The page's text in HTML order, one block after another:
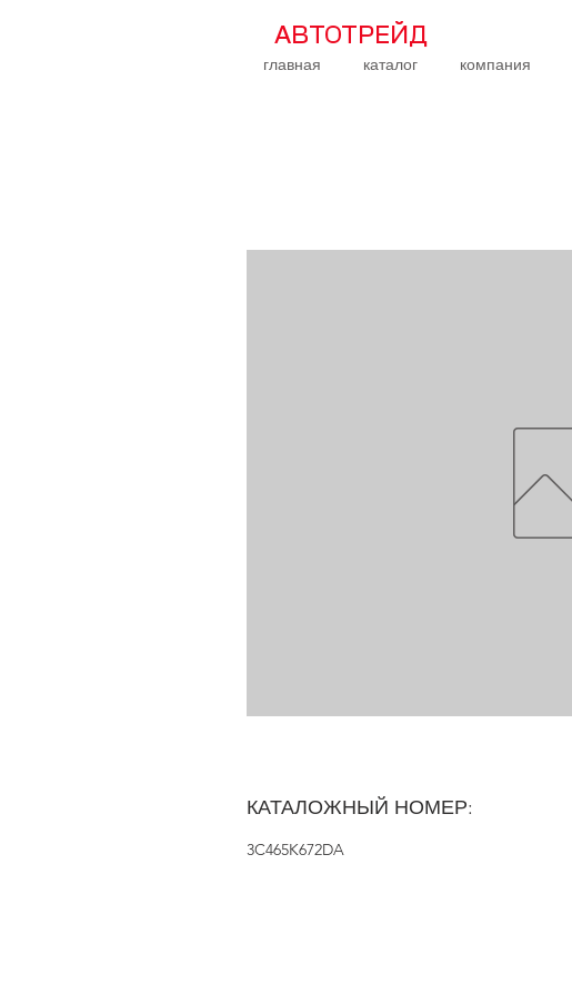
АВТОТРЕЙД
главная каталог компания
КАТАЛОЖНЫЙ НОМЕР:
3C465K672DA